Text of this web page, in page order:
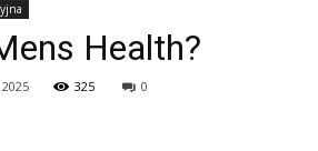
Health?
325 0